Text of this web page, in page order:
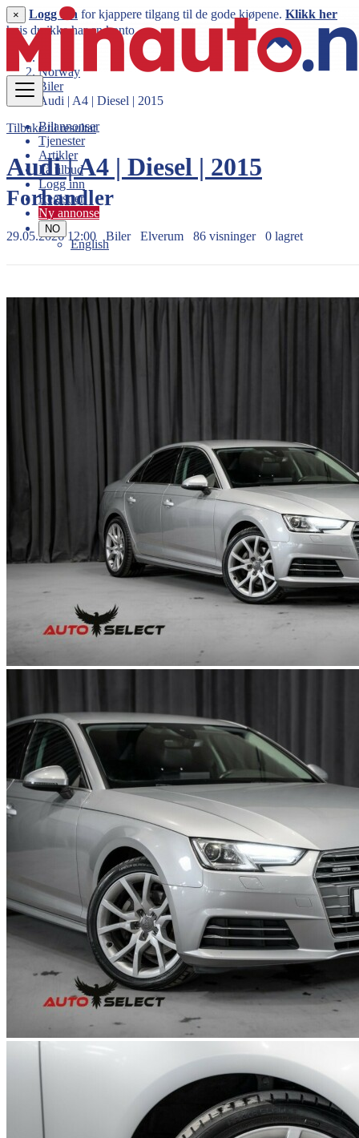
Bilannonser
Tjenester
Artikler
Få tilbud
Logg inn
Registrer
Ny annonse
NO
English
× Logg inn for kjappere tilgang til de gode kjøpene. Klikk her
hvis du ikke har en konto.
Norway
Biler
Audi | A4 | Diesel | 2015
Tilbake til resultat
Audi | A4 | Diesel | 2015
Forhandler
29.05.2026 12:00 Biler Elverum 86 visninger 0 lagret